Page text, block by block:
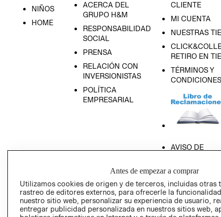
NIÑOS
HOME
ACERCA DEL
GRUPO H&M
RESPONSABILIDAD
SOCIAL
PRENSA
RELACIÓN CON
INVERSIONISTAS
POLÍTICA
EMPRESARIAL
CLIENTE
MI CUENTA
NUESTRAS
RETIRO EN
TÉRMINOS Y
CONDICIONES
AVISO DE
GIFT CARD
AVISO DE
Antes de empezar a comprar
Utilizamos cookies de origen y de terceros, incluidas otras
rastreo de editores externos, para ofrecerle la
nuestro sitio web, personalizar su experiencia de usuario,
entregar publicidad personalizada en nuestros sitios web,